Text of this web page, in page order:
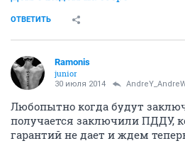
ОТВЕТИТЬ
Ramonis
junior
30 июля 2014
Любопытно когда будут
получается заключили ПДДУ,
гарантий не дает и ждем